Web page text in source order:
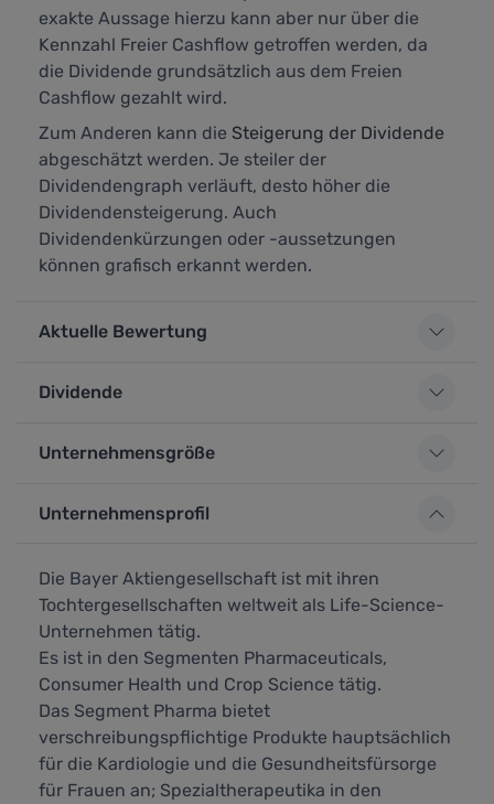
exakte Aussage hierzu kann aber nur über die
Kennzahl Freier Cashflow getroffen werden, da
die Dividende grundsätzlich aus dem Freien
Cashflow gezahlt wird.
Zum Anderen kann die Steigerung der Dividende
abgeschätzt werden. Je steiler der
Dividendengraph verläuft, desto höher die
Dividendensteigerung. Auch
Dividendenkürzungen oder -aussetzungen
können grafisch erkannt werden.
Aktuelle Bewertung
Dividende
Unternehmensgröße
Unternehmensprofil
Die Bayer Aktiengesellschaft ist mit ihren
Tochtergesellschaften weltweit als Life-Science-
Unternehmen tätig.
Es ist in den Segmenten Pharmaceuticals,
Consumer Health und Crop Science tätig.
Das Segment Pharma bietet
verschreibungspflichtige Produkte hauptsächlich
für die Kardiologie und die Gesundheitsfürsorge
für Frauen an; Spezialtherapeutika in den